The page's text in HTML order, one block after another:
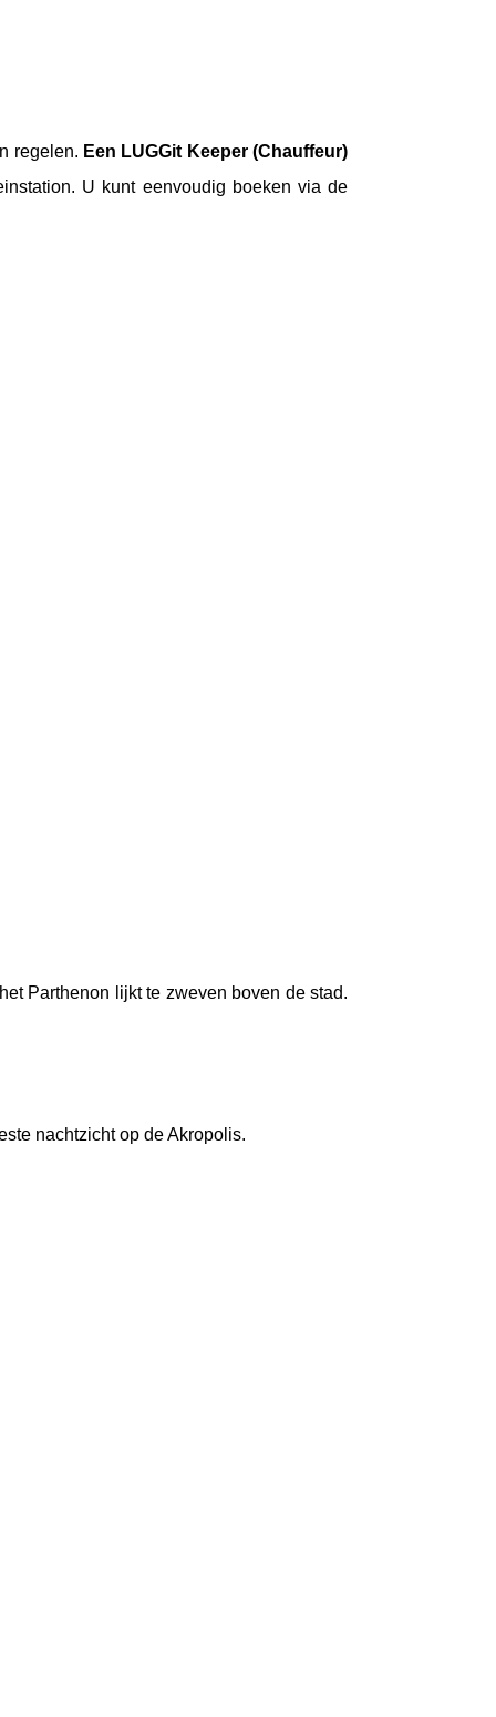
regelen. Een LUGGit Keeper (Chauffeur)
U kunt eenvoudig boeken via de
Parthenon lijkt te zweven boven de stad.
nachtzicht op de Akropolis.